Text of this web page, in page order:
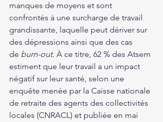
manques de moyens et sont
confrontés à une surcharge de travail
grandissante, laquelle peut dériver sur
des dépressions ainsi que des cas
de burn-out. À ce titre, 62 % des Atsem
estiment que leur travail a un impact
négatif sur leur santé, selon une
enquête menée par la Caisse nationale
de retraite des agents des collectivités
locales (CNRACL) et publiée en mai